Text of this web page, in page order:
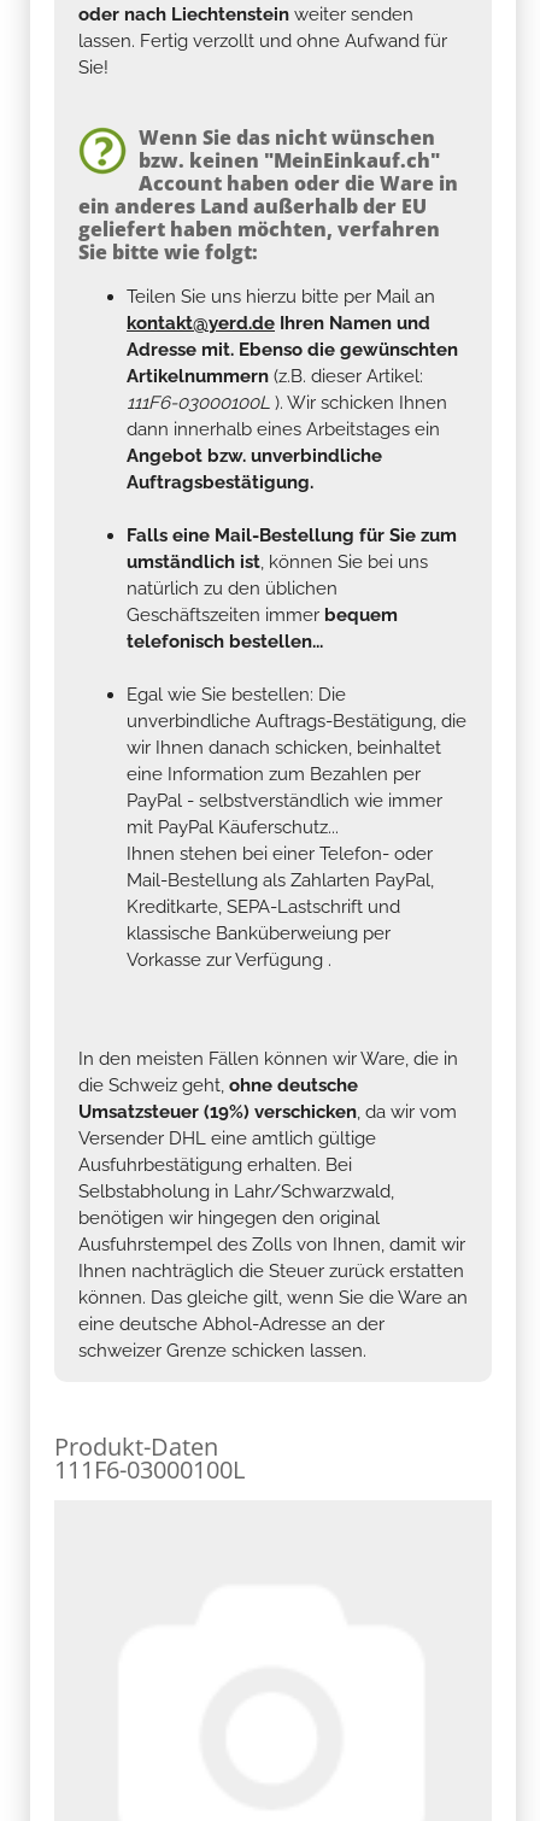
oder nach Liechtenstein weiter senden
lassen. Fertig verzollt und ohne Aufwand für
Sie!
Wenn Sie das nicht wünschen
bzw. keinen "MeinEinkauf.ch"
Account haben oder die Ware in
ein anderes Land außerhalb der EU
geliefert haben möchten, verfahren
Sie bitte wie folgt:
Teilen Sie uns hierzu bitte per Mail an
kontakt@yerd.de Ihren Namen und
Adresse mit. Ebenso die gewünschten
Artikelnummern (z.B. dieser Artikel:
111F6-03000100L ). Wir schicken Ihnen
dann innerhalb eines Arbeitstages ein
Angebot bzw. unverbindliche
Auftragsbestätigung.
Falls eine Mail-Bestellung für Sie zum
umständlich ist, können Sie bei uns
natürlich zu den üblichen
Geschäftszeiten immer bequem
telefonisch bestellen...
Egal wie Sie bestellen: Die
unverbindliche Auftrags-Bestätigung, die
wir Ihnen danach schicken, beinhaltet
eine Information zum Bezahlen per
PayPal - selbstverständlich wie immer
mit PayPal Käuferschutz...
Ihnen stehen bei einer Telefon- oder
Mail-Bestellung als Zahlarten PayPal,
Kreditkarte, SEPA-Lastschrift und
klassische Banküberweiung per
Vorkasse zur Verfügung .
In den meisten Fällen können wir Ware, die in
die Schweiz geht, ohne deutsche
Umsatzsteuer (19%) verschicken, da wir vom
Versender DHL eine amtlich gültige
Ausfuhrbestätigung erhalten. Bei
Selbstabholung in Lahr/Schwarzwald,
benötigen wir hingegen den original
Ausfuhrstempel des Zolls von Ihnen, damit wir
Ihnen nachträglich die Steuer zurück erstatten
können. Das gleiche gilt, wenn Sie die Ware an
eine deutsche Abhol-Adresse an der
schweizer Grenze schicken lassen.
Produkt-Daten
111F6-03000100L